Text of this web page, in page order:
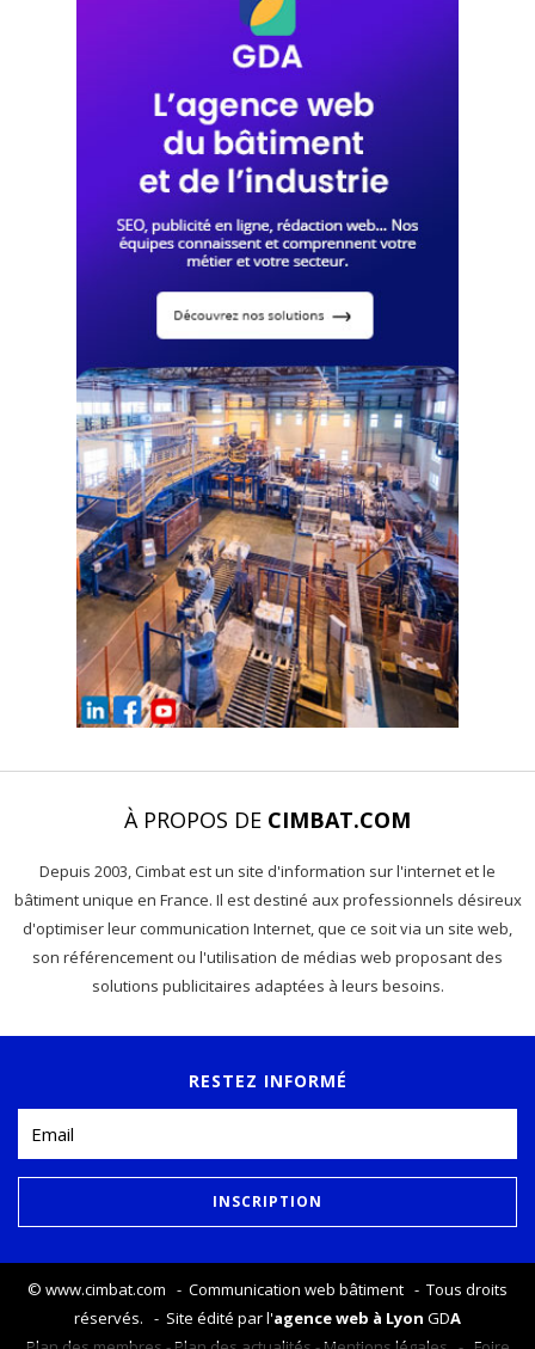
À PROPOS DE CIMBAT.COM
Depuis 2003, Cimbat est un site d'information sur l'internet et le
bâtiment unique en France. Il est destiné aux professionnels désireux
d'optimiser leur communication Internet, que ce soit via un site web,
son référencement ou l'utilisation de médias web proposant des
solutions publicitaires adaptées à leurs besoins.
RESTEZ INFORMÉ
© www.cimbat.com - Communication web bâtiment - Tous droits
réservés. - Site édité par l'agence web à Lyon GDA